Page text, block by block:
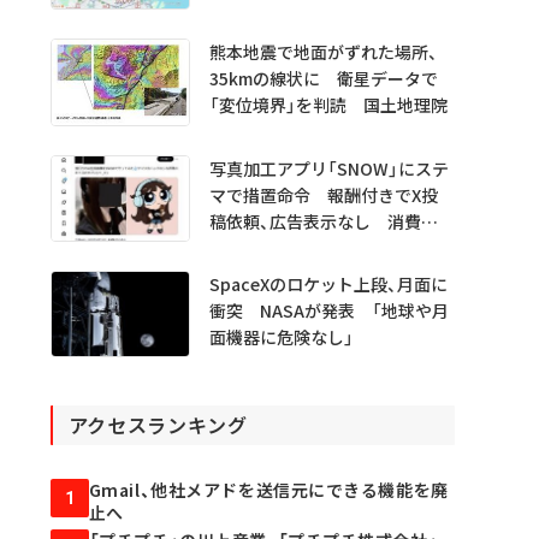
熊本地震で地面がずれた場所、
35kmの線状に 衛星データで
「変位境界」を判読 国土地理院
写真加工アプリ「SNOW」にステ
マで措置命令 報酬付きでX投
稿依頼、広告表示なし 消費者
SpaceXのロケット上段、月面に
衝突 NASAが発表 「地球や月
面機器に危険なし」
アクセスランキング
1
Gmail、他社メアドを送信元にできる機能を廃
止へ